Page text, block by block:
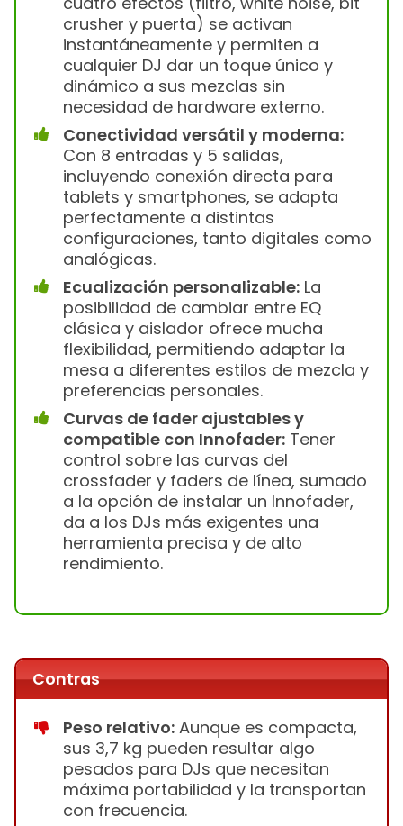
crusher y puerta) se activan
instantáneamente y permiten a
cualquier DJ dar un toque único y
dinámico a sus mezclas sin
necesidad de hardware externo.
Conectividad versátil y moderna:
Con 8 entradas y 5 salidas,
incluyendo conexión directa para
tablets y smartphones, se adapta
perfectamente a distintas
configuraciones, tanto digitales como
analógicas.
Ecualización personalizable: La
posibilidad de cambiar entre EQ
clásica y aislador ofrece mucha
flexibilidad, permitiendo adaptar la
mesa a diferentes estilos de mezcla y
preferencias personales.
Curvas de fader ajustables y
compatible con Innofader: Tener
control sobre las curvas del
crossfader y faders de línea, sumado
a la opción de instalar un Innofader,
da a los DJs más exigentes una
herramienta precisa y de alto
rendimiento.
Contras
Peso relativo: Aunque es compacta,
sus 3,7 kg pueden resultar algo
pesados para DJs que necesitan
máxima portabilidad y la transportan
con frecuencia.